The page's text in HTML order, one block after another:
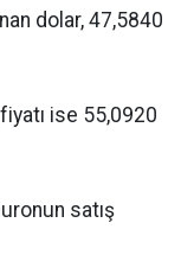
dolar, 47,5840
ise 55,0920
satış